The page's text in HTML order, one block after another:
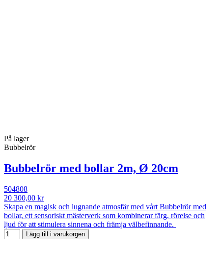
På lager
Bubbelrör
Bubbelrör med bollar 2m, Ø 20cm
504808
20 300,00 kr
Skapa en magisk och lugnande atmosfär med vårt Bubbelrör med
bollar, ett sensoriskt mästerverk som kombinerar färg, rörelse och
ljud för att stimulera sinnena och främja välbefinnande.
Lägg till i varukorgen